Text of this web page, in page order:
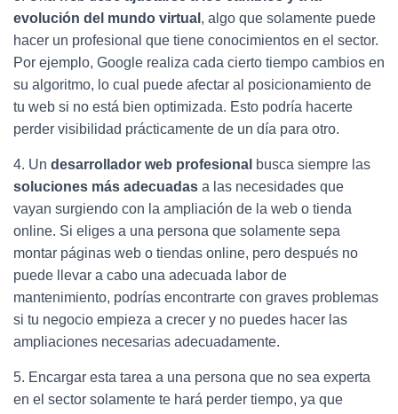
evolución del mundo virtual , algo que solamente puede
hacer un profesional que tiene conocimientos en el sector.
Por ejemplo, Google realiza cada cierto tiempo cambios en
su algoritmo, lo cual puede afectar al posicionamiento de
tu web si no está bien optimizada. Esto podría hacerte
perder visibilidad prácticamente de un día para otro.
4. Un desarrollador web profesional busca siempre las
soluciones más adecuadas a las necesidades que
vayan surgiendo con la ampliación de la web o tienda
online. Si eliges a una persona que solamente sepa
montar páginas web o tiendas online, pero después no
puede llevar a cabo una adecuada labor de
mantenimiento, podrías encontrarte con graves problemas
si tu negocio empieza a crecer y no puedes hacer las
ampliaciones necesarias adecuadamente.
5. Encargar esta tarea a una persona que no sea experta
en el sector solamente te hará perder tiempo, ya que